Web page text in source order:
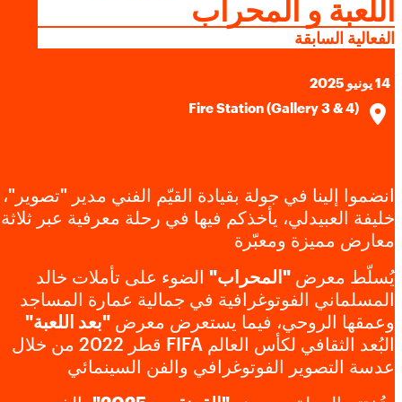
اللعبة و المحراب
الفعالية السابقة
14 يونيو 2025
Fire Station (Gallery 3 & 4)
انضموا إلينا في جولة بقيادة القيّم الفني مدير "تصوير"،
خليفة العبيدلي، يأخذكم فيها في رحلة معرفية عبر ثلاثة
معارض مميزة ومعبّرة
يُسلّط معرض "المحراب" الضوء على تأملات خالد
المسلماني الفوتوغرافية في جمالية عمارة المساجد
وعمقها الروحي، فيما يستعرض معرض "بعد اللعبة"
البُعد الثقافي لكأس العالم FIFA قطر 2022 من خلال
عدسة التصوير الفوتوغرافي والفن السينمائي
تواصل معنا
ملفات تعريف الارتباط الإعلانية
تتيح لنا هذه الملفات عرض إعلانات متوافقة مع اهتماماتك على مواقع
وقد نربط هذه البيانات عبر مختلف الأجهزة التي تستخدمها، كما تساعد
في معالجة البيانات المتعلقة بالإعلانات. ويستخدم هذا لقياس أداء
يمكن أن يؤدي إيقاف تشغيل بعض هذه الملفات إلى توقف الوظائف
ذات الصلة عن العمل بشكل صحيح. يمكنك تغيير تفضيلاتك في أي
وقت
اعرف المزيد
موافقة حفظ الإعدادات